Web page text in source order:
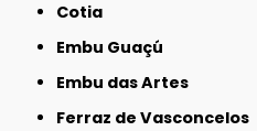
Cotia
Embu Guaçú
Embu das Artes
Ferraz de Vasconcelos